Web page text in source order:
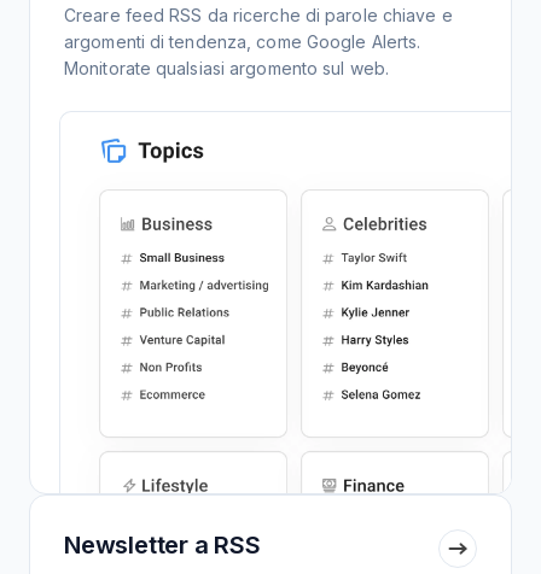
Creare feed RSS da ricerche di parole chiave e
argomenti di tendenza, come Google Alerts.
Monitorate qualsiasi argomento sul web.
Newsletter a RSS